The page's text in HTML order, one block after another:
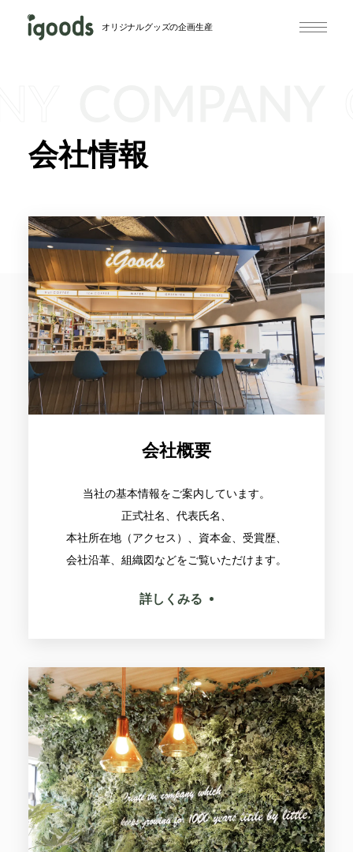
オリジナルグッズの企画生産
会社情報
会社概要
当社の基本情報をご案内しています。
正式社名、代表氏名、
本社所在地（アクセス）、資本金、受賞歴、
会社沿革、組織図などをご覧いただけます。
詳しくみる